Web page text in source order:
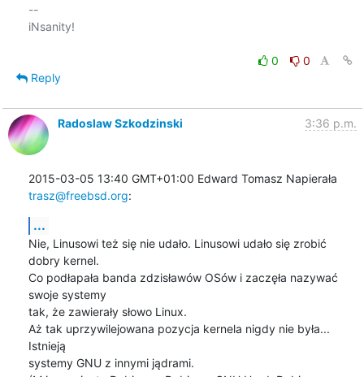
--
iNsanity!
0
0
Reply
Radoslaw Szkodzinski 3:36 p.m.
trasz@freebsd.org:
...
Nie, Linusowi też się nie udało. Linusowi udało się zrobić
dobry kernel.
Co podłapała banda zdzisławów OSów i zaczęła nazywać
swoje systemy
tak, że zawierały słowo Linux.
Aż tak uprzywilejowana pozycja kernela nigdy nie była...
Istnieją
systemy GNU z innymi jądrami.